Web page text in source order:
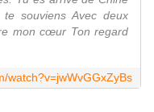
souviens Avec deux
mon cœur Ton regard
watch?v=jwWvGGxZyBs